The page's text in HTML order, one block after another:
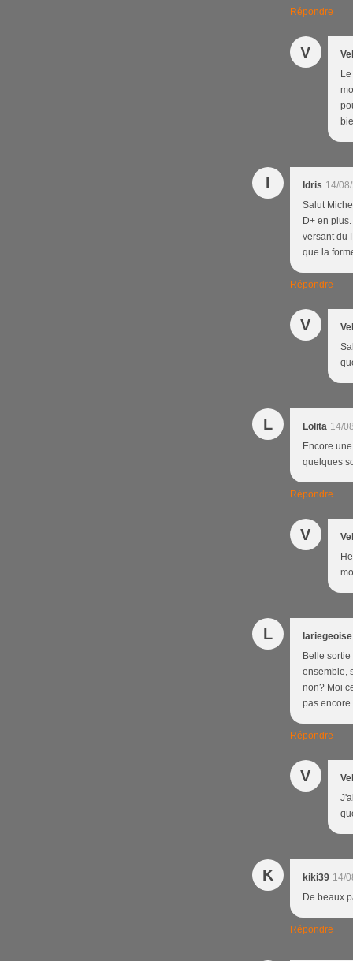
Répondre
V
I Idris 14/
Salut
D+ en
versant du
que la
Répondre
V
L Lolita 14/
Encore
quelques
Répondre
V
L
lariegeoise
Belle
ensemble,
non? Moi
pas encore
Répondre
V
K kiki39 14/
De beaux
Répondre